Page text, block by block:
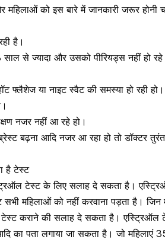
को इस बारे में जानकारी जरूर होनी
है।
साल से ज्यादा और उसकोपीरियड्स नहीं हो रहे
फ्लैशेज या नाइट स्वैट की समस्या हो रही हो।
नजर नहीं आ रहे हो।
बढ़ना आदि नजर आ रहा हो तो डॉक्टर तुरंत
है टेस्ट
टेस्ट के लिए सलाह दे सकता है।
महिलाओं को नहीं करवाना पड़ता है। जिन
टेस्ट कराने की सलाह दे सकता है। एस्ट्रिऑल
का पता लगाया जा सकता है। जो महिलाएं